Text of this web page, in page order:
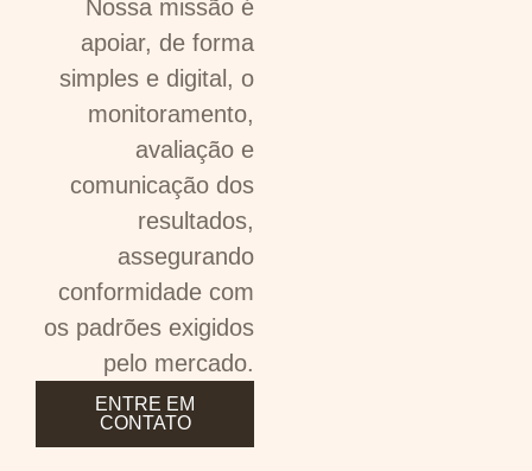
Nossa missão é
apoiar, de forma
simples e digital, o
monitoramento,
avaliação e
comunicação dos
resultados,
assegurando
conformidade com
os padrões exigidos
pelo mercado.
ENTRE EM
CONTATO